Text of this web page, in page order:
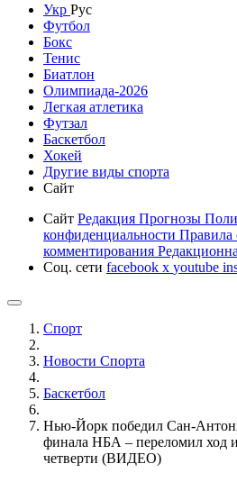
Укр Рус
Футбол
Бокс
Тенис
Биатлон
Олимпиада-2026
Легкая атлетика
Футзал
Баскетбол
Хокей
Другие виды спорта
Сайт
Сайт Редакция Прогнозы
конфиденциальности Правила
комментирования
Соц. сети facebook x youtube
Спорт
Новости Cпорта
Баскетбол
Нью-Йорк победил Сан-
финала НБА – переломил ход
четверти (ВИДЕО)